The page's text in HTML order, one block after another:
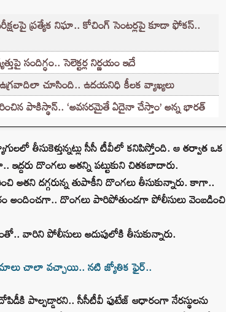
ప్రత్యేక నిఘా.. కోచింగ్ సెంటర్లపై కూడా ఫోకస్..
సందిగ్ధం.. సెలెక్టర్ల నిర్ణయం ఇదే
చూసింది.. ఉదయనిధి కీలక వ్యాఖ్యలు
పాకిస్థాన్.. ‘అవసరమైతే ఏదైనా చేస్తాం’ అన్న భారత్
తీసుకెళ్తున్నట్లు సీసీ టీవీలో కనిపిస్తోంది. ఆ తర్వాత ఒక
ఇద్దరు దొంగలు అతన్ని పట్టుకుని చితకబాదారు.
అతని దగ్గరున్న తుపాకీని దొంగలు తీసుకున్నారు. కాగా..
దొంగలు పారిపోతుండగా పోలీసులు వెంబడించి
వారిని పోలీసులు అదుపులోకి తీసుకున్నారు.
చాలా వచ్చాయి.. నటి జ్యోతిక ఫైర్..
పాల్పడ్డారని.. సీసీటీవీ ఫుటేజ్ ఆధారంగా నేరస్థులను